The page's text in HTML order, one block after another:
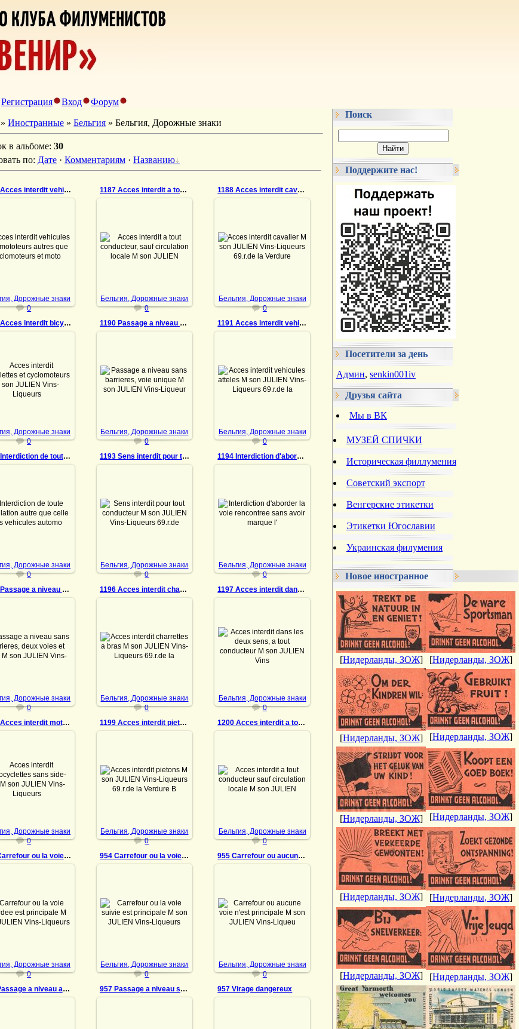
Регистрация Вход
Форум
» Иностранные » Бельгия » Бельгия, Дорожные знаки
в альбоме: 30
по: Дате · Комментариям · Названию
1186 Acces interdit vehicules automototeurs autres
autres que
cyclomoteurs et
sans side-
M son JULIEN Vins-
Дорожные знаки
0
1187 Acces interdit a tout conducteur, sauf circul
conducteur, sauf
circulation locale M son
JULIEN Vins-Liqueurs
69.r.de la Verdure
Бельгия, Дорожные знаки
0
1188 Acces interdit cavalier
son JULIEN Vins-Liqueurs
69.r.de la Verdure
Bruxelles Tel: 12.13.05
Бельгия, Дорожные знаки
0
1189 Acces interdit bicyclettes et cyclomoteurs
cyclomoteurs M son
Vins-Liqueurs
69.r.de la Verdure
Tel: 12.13.05
Дорожные знаки
0
1190 Passage a niveau sans barrieres, voie unique
barrieres, voie unique M
son JULIEN Vins-Liqueurs
69.r.de la Verdure
Bruxelles Tel: 12.13.05
Бельгия, Дорожные знаки
0
1191 Acces interdit vehicules atteles
atteles M son JULIEN
Vins-Liqueurs 69.r.de la
Verdure Bruxelles Tel:
Бельгия, Дорожные знаки
0
1192 Interdiction de toute circulation autre que
autre que celle
automoteurs
roues a bandages
Дорожные знаки
0
1193 Sens interdit pour tout conducteur
conducteur M son JULIEN
Vins-Liqueurs 69.r.de la
Verdure Bruxelles Tel:
Бельгия, Дорожные знаки
0
1194 Interdiction d'aborder la voie rencontree
voie rencontree sans avoir
marque l'arret M son
JULIEN Vins-Liqueurs
Бельгия, Дорожные знаки
0
1195 Passage a niveau sans barrieres, deux voies
deux voies et
M son JULIEN Vins-
69.r.de la Verdure
Дорожные знаки
0
1196 Acces interdit charrettes a bras
bras M son JULIEN Vins-
Liqueurs 69.r.de la Verdure
Bruxelles Tel: 12.13.05
Бельгия, Дорожные знаки
0
1197 Acces interdit dans les deux sens, a tout
deux sens, a tout
conducteur M son JULIEN
Vins-Liqueurs 69.r.de la
Verdure Bruxelles Tel:
Бельгия, Дорожные знаки
0
1198 Acces interdit motocyclettes sans side-car
sans side-
M son JULIEN Vins-
69.r.de la Verdure
Tel: 12.13.05
Дорожные знаки
0
1199 Acces interdit pietons
son JULIEN Vins-Liqueurs
69.r.de la Verdure
Bruxelles Tel: 12.13.05
Бельгия, Дорожные знаки
0
1200 Acces interdit a tout conducteur sauf circula
conducteur sauf circulation
locale M son JULIEN Vins-
Liqueurs 69.r.de la Verdure
Бельгия, Дорожные знаки
0
953 Carrefour ou la voie arordee est principale
est principale M
Vins-Liqueurs
69.r.de la Verdure
Tel: 12.13.05
Дорожные знаки
0
954 Carrefour ou la voie suivie est principale
est principale M son
JULIEN Vins-Liqueurs
69.r.de la Verdure
Bruxelles Tel: 12.13.05
Бельгия, Дорожные знаки
0
955 Carrefour ou aucune voie n'est principale
n'est principale M son
JULIEN Vins-Liqueurs
69.r.de la Verdure
Bruxelles Tel: 12.13.05
Бельгия, Дорожные знаки
0
956 Passage a niveau avec barriereg
957 Passage a niveau sans sarrieres 957 Virage dangereux
Поиск
Поддержите нас!
Посетители за день
Админ, senkin001iv
Друзья сайта
Мы в ВК
МУЗЕЙ СПИЧКИ
Историческая филлумения
Советский экспорт
Венгерские этикетки
Этикетки Югославии
Украинская филумения
Новое иностранное
[Нидерланды, ЗОЖ] [Нидерланды, ЗОЖ]
[Нидерланды, ЗОЖ] [Нидерланды, ЗОЖ]
[Нидерланды, ЗОЖ] [Нидерланды, ЗОЖ]
[Нидерланды, ЗОЖ] [Нидерланды, ЗОЖ]
[Нидерланды, ЗОЖ] [Нидерланды, ЗОЖ]